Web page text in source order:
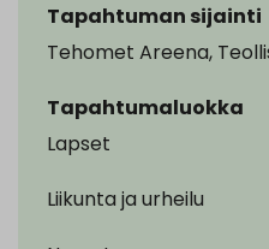
Tapahtuman sijainti
Tehomet Areena,
Tapahtumaluokka
Lapset
Liikunta ja urheilu